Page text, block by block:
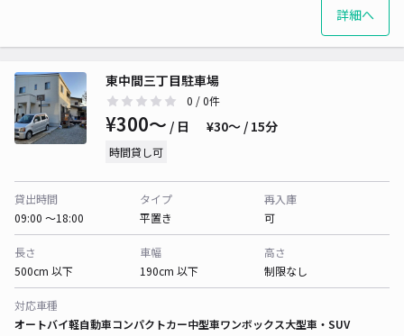
詳細へ
東中間三丁目駐車場
0 / 0件
¥300〜 / 日 ¥30〜 / 15分
時間貸し可
貸出時間
09:00 〜18:00
タイプ
平置き
再入庫
可
長さ
500cm 以下
車幅
190cm 以下
高さ
制限なし
対応車種
オートバイ軽自動車コンパクトカー中型車ワンボックス大型車・SUV